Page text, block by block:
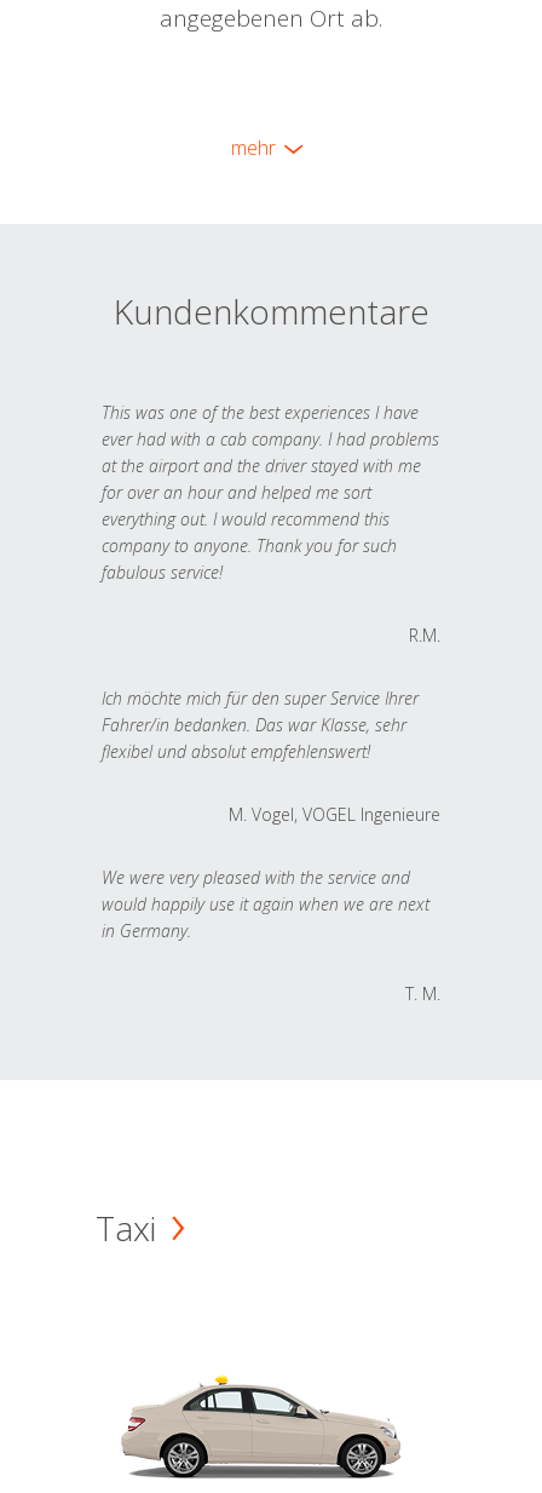
angegebenen Ort ab.
mehr
Kundenkommentare
This was one of the best experiences I have
ever had with a cab company. I had problems
at the airport and the driver stayed with me
for over an hour and helped me sort
everything out. I would recommend this
company to anyone. Thank you for such
fabulous service!
R.M.
Ich möchte mich für den super Service Ihrer
Fahrer/in bedanken. Das war Klasse, sehr
flexibel und absolut empfehlenswert!
M. Vogel, VOGEL Ingenieure
We were very pleased with the service and
would happily use it again when we are next
in Germany.
T. M.
Taxi